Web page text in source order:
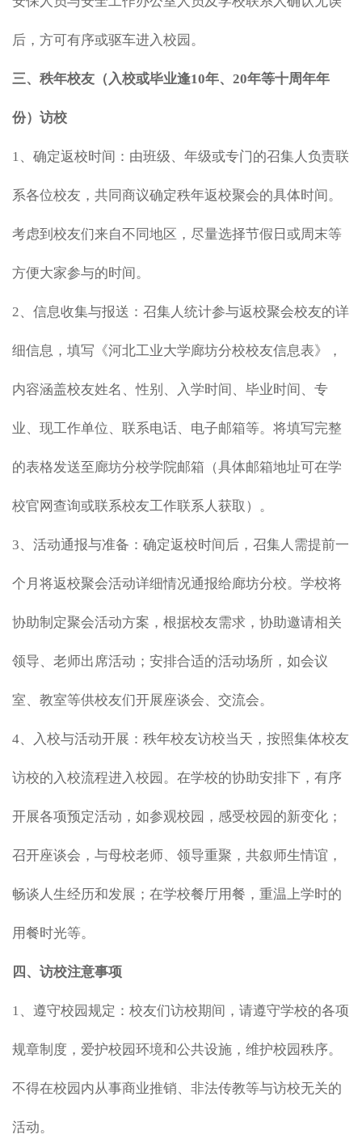
后，方可有序或驱车进入校园。
三、秩年校友（入校或毕业逢10年、20年等十周年年
份）访校
1、确定返校时间：由班级、年级或专门的召集人负责联
系各位校友，共同商议确定秩年返校聚会的具体时间。
考虑到校友们来自不同地区，尽量选择节假日或周末等
方便大家参与的时间。
2、信息收集与报送：召集人统计参与返校聚会校友的详
细信息，填写《河北工业大学廊坊分校校友信息表》，
内容涵盖校友姓名、性别、入学时间、毕业时间、专
业、现工作单位、联系电话、电子邮箱等。将填写完整
的表格发送至廊坊分校学院邮箱（具体邮箱地址可在学
校官网查询或联系校友工作联系人获取）。
3、活动通报与准备：确定返校时间后，召集人需提前一
个月将返校聚会活动详细情况通报给廊坊分校。学校将
协助制定聚会活动方案，根据校友需求，协助邀请相关
领导、老师出席活动；安排合适的活动场所，如会议
室、教室等供校友们开展座谈会、交流会。
4、入校与活动开展：秩年校友访校当天，按照集体校友
访校的入校流程进入校园。在学校的协助安排下，有序
开展各项预定活动，如参观校园，感受校园的新变化；
召开座谈会，与母校老师、领导重聚，共叙师生情谊，
畅谈人生经历和发展；在学校餐厅用餐，重温上学时的
用餐时光等。
四、访校注意事项
1、遵守校园规定：校友们访校期间，请遵守学校的各项
规章制度，爱护校园环境和公共设施，维护校园秩序。
不得在校园内从事商业推销、非法传教等与访校无关的
活动。